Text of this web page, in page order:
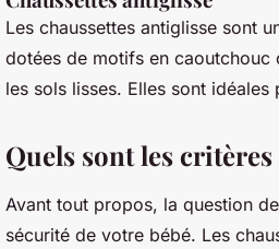
Les chaussettes antiglisse sont
dotées de motifs en caoutchouc
les sols lisses. Elles sont
Quels sont les
Avant tout propos, la question
sécurité de votre bébé. Les